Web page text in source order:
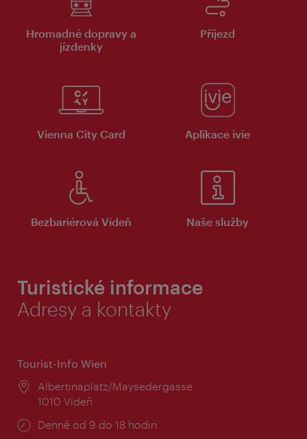
Hromadné dopravy a
jízdenky
Příjezd
Vienna City Card Aplikace ivie
Bezbariérová Vídeň Naše služby
Turistické informace
Adresy a kontakty
Tourist-Info Wien
Místo:
Albertinaplatz/Maysedergasse
1010 Vídeň
Provozní
Denně od 9 do 18 hodin